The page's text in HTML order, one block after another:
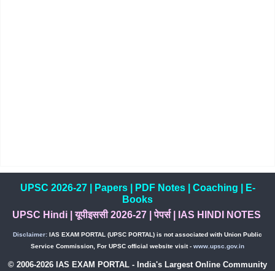
UPSC 2026-27| Papers| PDF Notes| Coaching
E-
Books
UPSC Hindi|यूपीइससी 2026-27 |पेपर्स| IAS HINDI NOTES
Disclaimer: IAS EXAM PORTAL (UPSC PORTAL) is not associated with Union Public
Service Commission, For UPSC official website visit - www.upsc.gov.in
© 2006-2026 IAS EXAM PORTAL - India's Largest Online Community